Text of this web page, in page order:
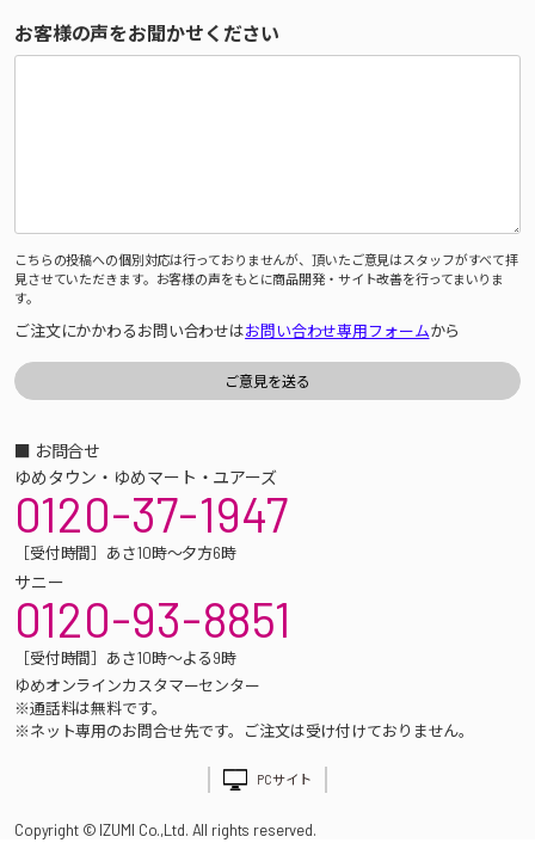
お客様の声をお聞かせください
こちらの投稿への個別対応は行っておりませんが、頂いたご意見はスタッフがすべて拝
見させていただきます。お客様の声をもとに商品開発・サイト改善を行ってまいりま
す。
ご注文にかかわるお問い合わせはお問い合わせ専用フォームから
■ お問合せ
ゆめタウン・ゆめマート・ユアーズ
0120-37-1947
［受付時間］あさ10時～夕方6時
サニー
0120-93-8851
［受付時間］あさ10時～よる9時
ゆめオンラインカスタマーセンター
※通話料は無料です。
※ネット専用のお問合せ先です。ご注文は受け付けておりません。
PCサイト
Copyright © IZUMI Co.,Ltd. All rights reserved.